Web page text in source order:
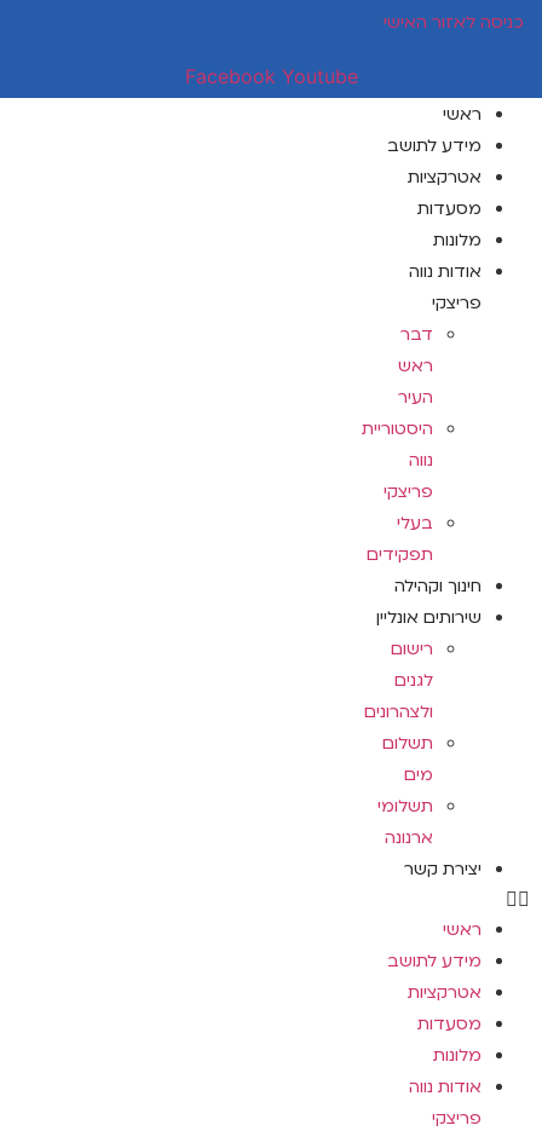
דלגכניסה לאזור האישי
Facebook Youtube
ראשי
מידע לתושב
אטרקציות
מסעדות
מלונות
אודות נווה
פריצקי
דבר
ראש
העיר
היסטוריית
נווה
פריצקי
בעלי
תפקידים
חינוך וקהילה
שירותים אונליין
רישום
לגנים
ולצהרונים
תשלום
מים
תשלומי
ארנונה
יצירת קשר
ראשי
מידע לתושב
אטרקציות
מסעדות
מלונות
אודות נווה
פריצקי